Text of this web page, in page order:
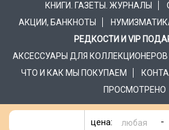
КНИГИ. ГАЗЕТЫ. ЖУРНАЛЫ
АКЦИИ, БАНКНОТЫ
РЕДКОСТИ И VIP
АКСЕССУАРЫ ДЛЯ КОЛЛЕКЦИОНЕРОВ
ЧТО И КАК МЫ ПОКУПАЕМ
ПРОСМОТРЕНО
цена: -